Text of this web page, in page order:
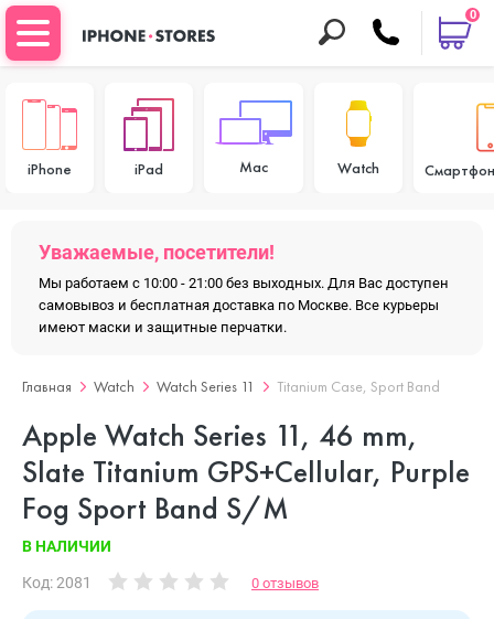
0
iPhone iPad Mac Watch
Уважаемые, посетители!
Мы работаем с 10:00 - 21:00 без выходных. Для Вас доступен
самовывоз и бесплатная доставка по Москве. Все курьеры
имеют маски и защитные перчатки.
Главная Watch Watch Series 11 Titanium Case, Sport Band
Apple Watch Series 11, 46 mm,
Slate Titanium GPS+Cellular, Purple
Fog Sport Band S/M
В НАЛИЧИИ
Код: 2081 0 отзывов